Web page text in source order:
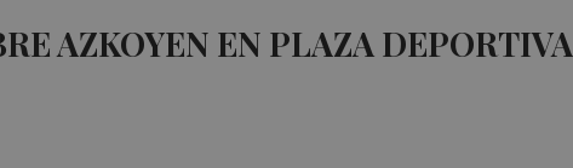
AZKOYEN EN PLAZA DEPORTIVA